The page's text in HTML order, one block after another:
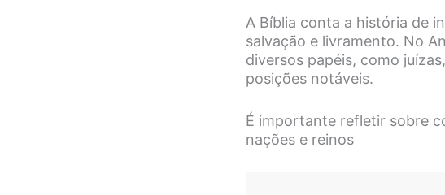
A Bíblia conta a história de
salvação e livramento. No
diversos papéis, como
posições notáveis.
É importante refletir sobre
nações e reinos